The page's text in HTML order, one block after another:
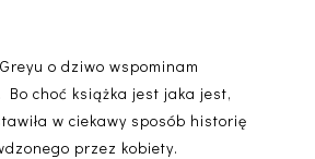
o dziwo wspominam
choć książka jest jaka jest,
w ciekawy sposób historię
przez kobiety.